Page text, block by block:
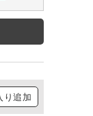
り追加